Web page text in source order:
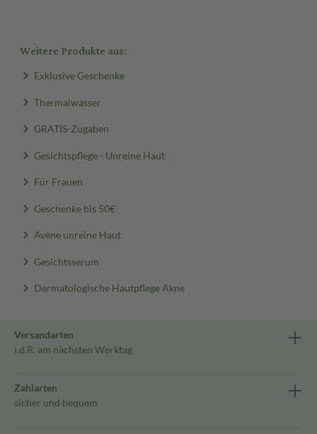
Weitere Produkte aus:
Exklusive Geschenke
Thermalwasser
GRATIS-Zugaben
Gesichtspflege - Unreine Haut
Für Frauen
Geschenke bis 50€
Avène unreine Haut
Gesichtsserum
Dermatologische Hautpflege Akne
Versandarten
i.d.R. am nächsten Werktag
Zahlarten
sicher und bequem